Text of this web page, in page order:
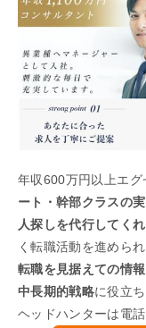
年収600万円以上エグ
ート・幹部クラスの
人探しを代行してく
く転職活動を進められ
転職を見据えての情
中長期的戦略に役立ち
ヘッドハンターは電